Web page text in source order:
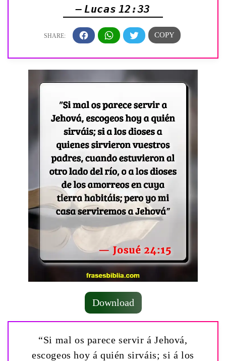
— Lucas 12:33
Download
“Si mal os parece servir á Jehová,
escogeos hoy á quién sirváis; si á los